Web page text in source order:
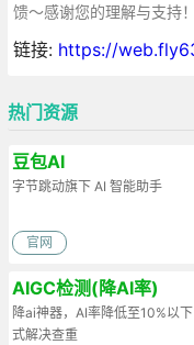
馈～感谢您的理解与支持！
链接: https://
热门资源
豆包AI
字节跳动旗下 AI 智能助手
官网
AIGC检测(降AI率)
降ai神器，AI率降低至10%以
式解决查重